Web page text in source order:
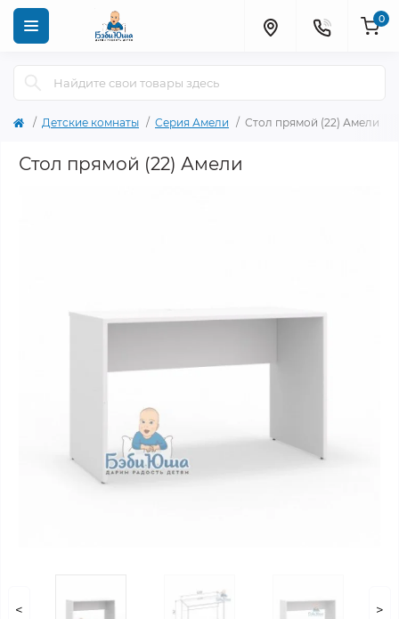
0
Детские комнаты Серия Амели Стол прямой (22) Амели
Стол прямой (22) Амели
< >